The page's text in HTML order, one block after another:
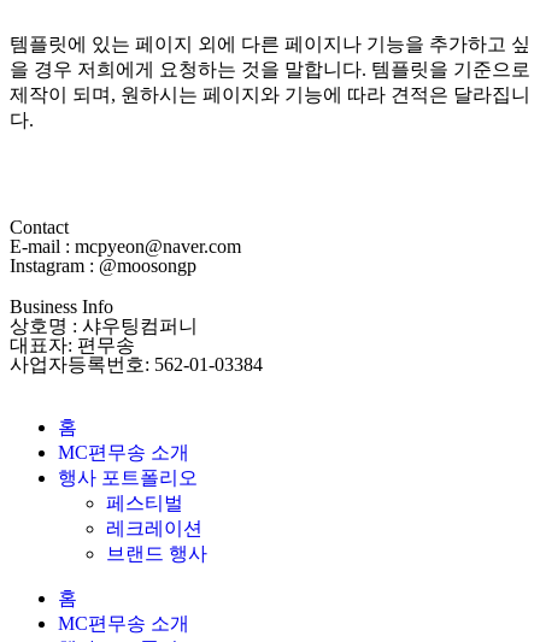
템플릿에 있는 페이지 외에 다른 페이지나 기능을 추가하고 싶
을 경우 저희에게 요청하는 것을 말합니다. 템플릿을 기준으로
제작이 되며, 원하시는 페이지와 기능에 따라 견적은 달라집니
다.
Contact
E-mail : mcpyeon@naver.com
Instagram : @moosongp
Business Info
상호명 : 샤우팅컴퍼니
대표자: 편무송
사업자등록번호: 562-01-03384
홈
MC편무송 소개
행사 포트폴리오
페스티벌
레크레이션
브랜드 행사
홈
MC편무송 소개